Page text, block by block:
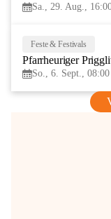
Sa., 29. Aug.,
Feste & Festivals
Pfarrheuriger
So., 6. Sept., 08:00